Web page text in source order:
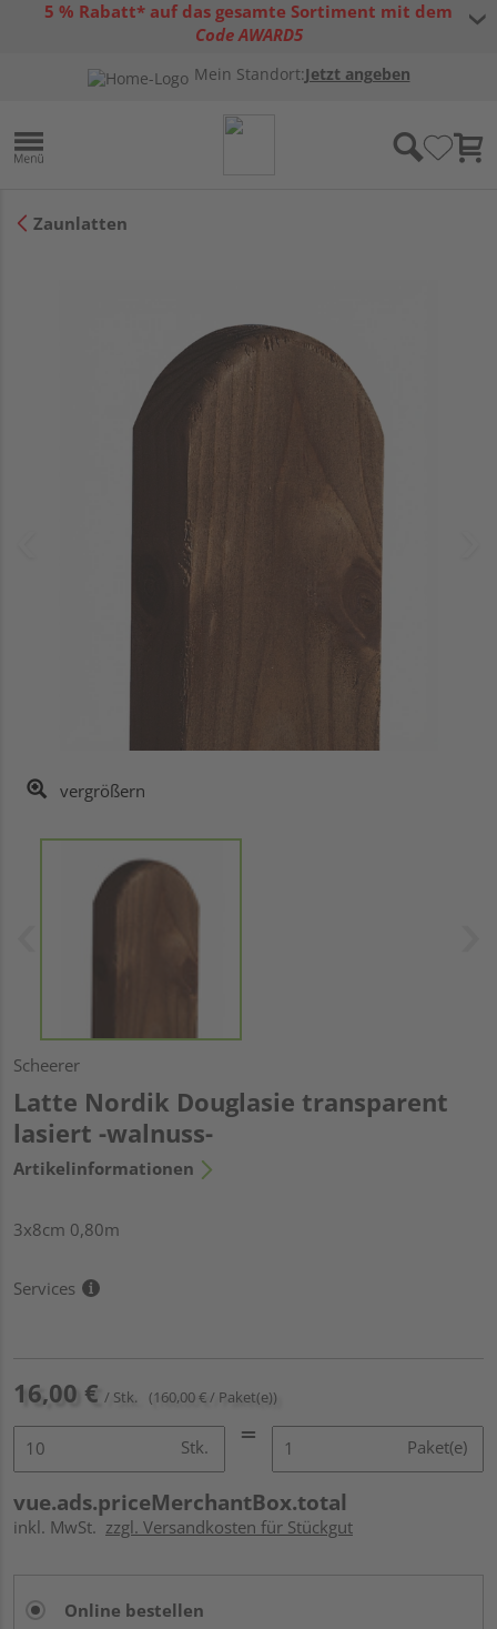
5 % Rabatt* auf das gesamte Sortiment mit dem
Code AWARD5
Gutscheinbedingungen
Mein Standort:Jetzt angeben
Zaunlatten
vergrößern
Scheerer
Latte Nordik Douglasie transparent
lasiert -walnuss-
Artikelinformationen
3x8cm 0,80m
Services
16,00 € / Stk. (160,00 € / Paket(e))
Stk. Paket(e)
vue.ads.priceMerchantBox.total
inkl. MwSt. zzgl. Versandkosten für Stückgut
Online bestellen